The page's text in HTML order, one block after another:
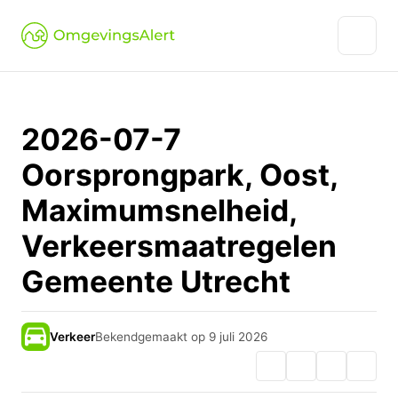
2026-07-7
Oorsprongpark, Oost,
Maximumsnelheid,
Verkeersmaatregelen
Gemeente Utrecht
VerkeerBekendgemaakt op 9 juli 2026